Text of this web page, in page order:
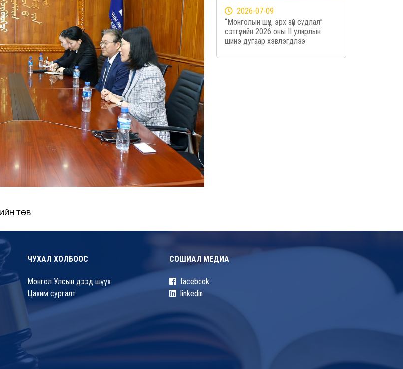
ТӨВ
2026-07-09
“Монголын шүүх, эрх зүй судлал”
сэтгүүлийн 2026 оны II улирлын
шинэ дугаар хэвлэгдлээ
ЧУХАЛ ХОЛБООС
Монгол Улсын дээд шүүх
Цахим сургалт
СОШИАЛ МЕДИА
facebook
linkedin